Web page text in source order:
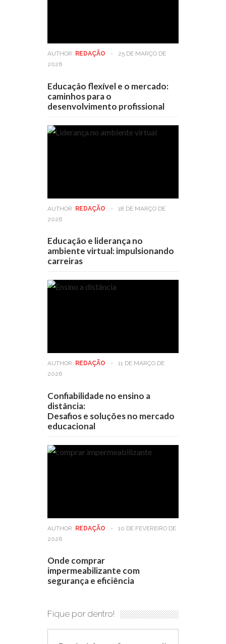
AUTHOR: REDAÇÃO -
25 DE MARÇO DE
2026
Educação flexível e o mercado:
caminhos para o
desenvolvimento profissional
AUTHOR: REDAÇÃO -
18 DE MARÇO DE
2026
Educação e liderança no
ambiente virtual: impulsionando
carreiras
AUTHOR: REDAÇÃO -
11 DE MARÇO DE
2026
Confiabilidade no ensino a
distância:
Desafios e soluções no mercado
educacional
AUTHOR: REDAÇÃO -
10 DE FEVEREIRO DE
2026
Onde comprar
impermeabilizante com
segurança e eficiência
Fique por dentro!